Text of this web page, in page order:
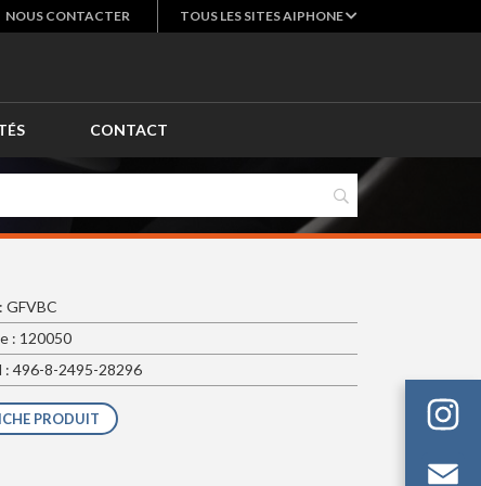
NOUS CONTACTER TOUS LES SITES AIPHONE
CONTACT
GFVBC
: 120050
: 496-8-2495-28296
PRODUIT